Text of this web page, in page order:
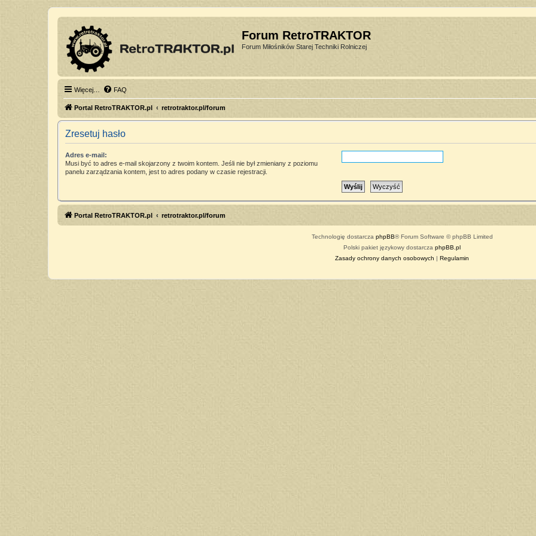
Forum RetroTRAKTOR
Forum Miłośników Starej Techniki Rolniczej
Więcej… FAQ
Portal RetroTRAKTOR.pl retrotraktor.pl/forum
Zresetuj hasło
Adres e-mail:
Musi być to adres e-mail skojarzony z twoim kontem. Jeśli nie był zmieniany z poziomu
panelu zarządzania kontem, jest to adres podany w czasie rejestracji.
Portal RetroTRAKTOR.pl retrotraktor.pl/forum
Technologię dostarcza phpBB® Forum Software © phpBB Limited
Polski pakiet językowy dostarcza phpBB.pl
Zasady ochrony danych osobowych | Regulamin